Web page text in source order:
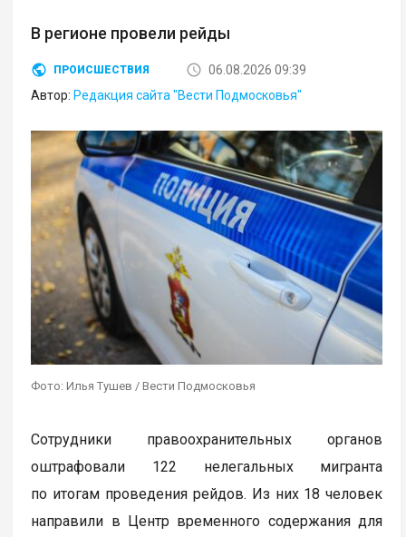
В регионе провели рейды
ПРОИСШЕСТВИЯ
06.08.2026 09:39
Автор: Редакция сайта "Вести Подмосковья"
Фото: Илья Тушев / Вести Подмосковья
Сотрудники правоохранительных органов
оштрафовали 122 нелегальных мигранта
по итогам проведения рейдов. Из них 18 человек
направили в Центр временного содержания для